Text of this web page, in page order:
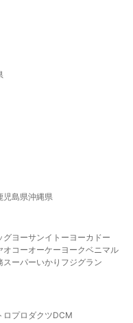
児島県沖縄県
グヨーサンイトーヨーカドー
オコーオーケー ヨークベニマル
スーパーいかり フジグラン
ロプロダクツDCM